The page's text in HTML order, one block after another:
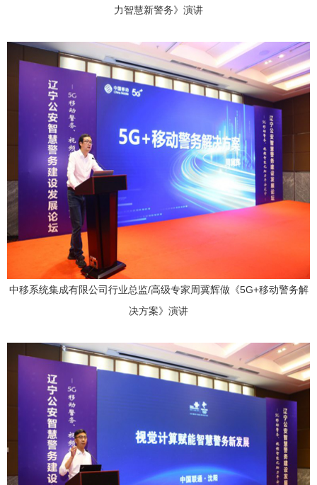
力智慧新警务》演讲
中移系统集成有限公司行业总监/高级专家周冀辉做《5G+移动警务解
决方案》演讲